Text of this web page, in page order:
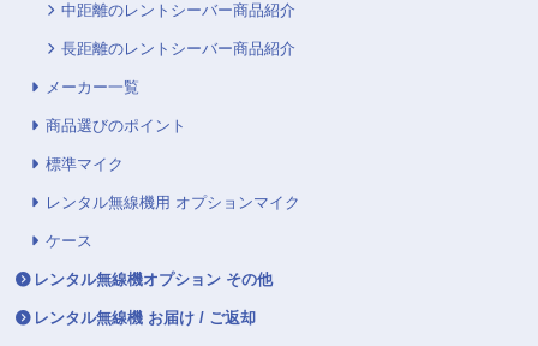
中距離のレントシーバー商品紹介
長距離のレントシーバー商品紹介
メーカー一覧
商品選びのポイント
標準マイク
レンタル無線機用 オプションマイク
ケース
レンタル無線機オプション その他
レンタル無線機 お届け / ご返却